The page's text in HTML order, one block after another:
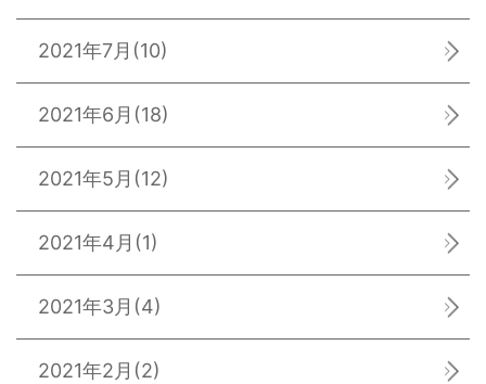
2021年7月 (10)
2021年6月 (18)
2021年5月 (12)
2021年4月 (1)
2021年3月 (4)
2021年2月 (2)